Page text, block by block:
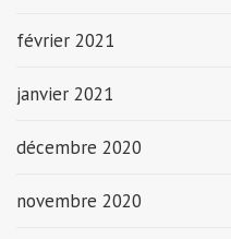
février 2021
janvier 2021
décembre 2020
novembre 2020